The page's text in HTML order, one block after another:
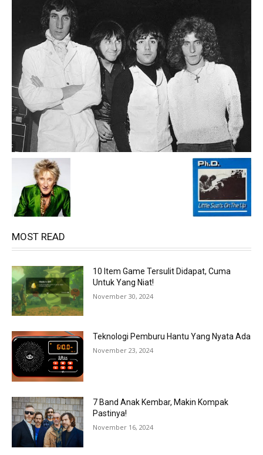
MOST READ
10 Item Game Tersulit Didapat, Cuma
Untuk Yang Niat!
November 30, 2024
Teknologi Pemburu Hantu Yang Nyata Ada
November 23, 2024
7 Band Anak Kembar, Makin Kompak
Pastinya!
November 16, 2024